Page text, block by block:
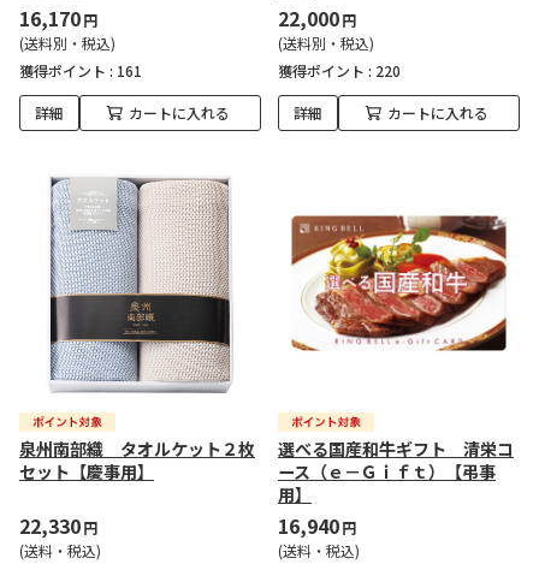
16,170円
(送料別・税込)
獲得ポイント : 161
詳細 カートに入れる
22,000円
(送料別・税込)
獲得ポイント : 220
詳細 カートに入れる
泉州南部織 タオルケット２枚
セット【慶事用】
22,330円
(送料・税込)
選べる国産和牛ギフト 清栄コ
ース（ｅ－Ｇｉｆｔ）【弔事
用】
16,940円
(送料・税込)